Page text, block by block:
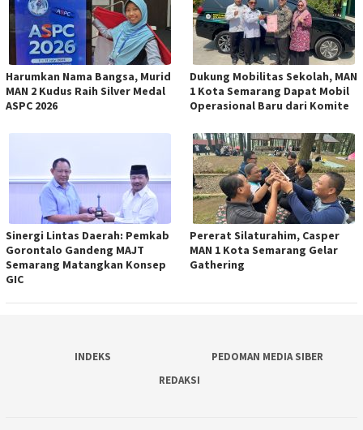
Harumkan Nama Bangsa, Murid
MAN 2 Kudus Raih Silver Medal
ASPC 2026
Dukung Mobilitas Sekolah, MAN
1 Kota Semarang Dapat Mobil
Operasional Baru dari Komite
Sinergi Lintas Daerah: Pemkab
Gorontalo Gandeng MAJT
Semarang Matangkan Konsep
GIC
Pererat Silaturahim, Casper
MAN 1 Kota Semarang Gelar
Gathering
INDEKS
PEDOMAN MEDIA SIBER
REDAKSI